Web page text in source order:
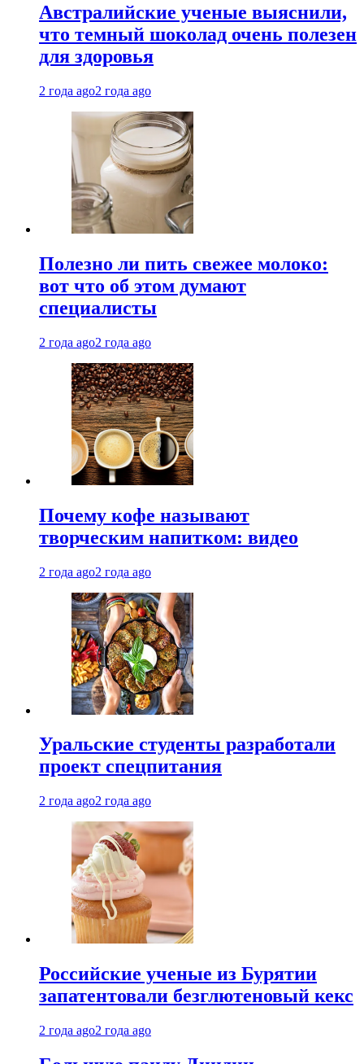
Австралийские ученые выяснили,
что темный шоколад очень полезен
для здоровья
2 года ago2 года ago
Полезно ли пить свежее молоко:
вот что об этом думают
специалисты
2 года ago2 года ago
Почему кофе называют
творческим напитком: видео
2 года ago2 года ago
Уральские студенты разработали
проект спецпитания
2 года ago2 года ago
Российские ученые из Бурятии
запатентовали безглютеновый кекс
2 года ago2 года ago